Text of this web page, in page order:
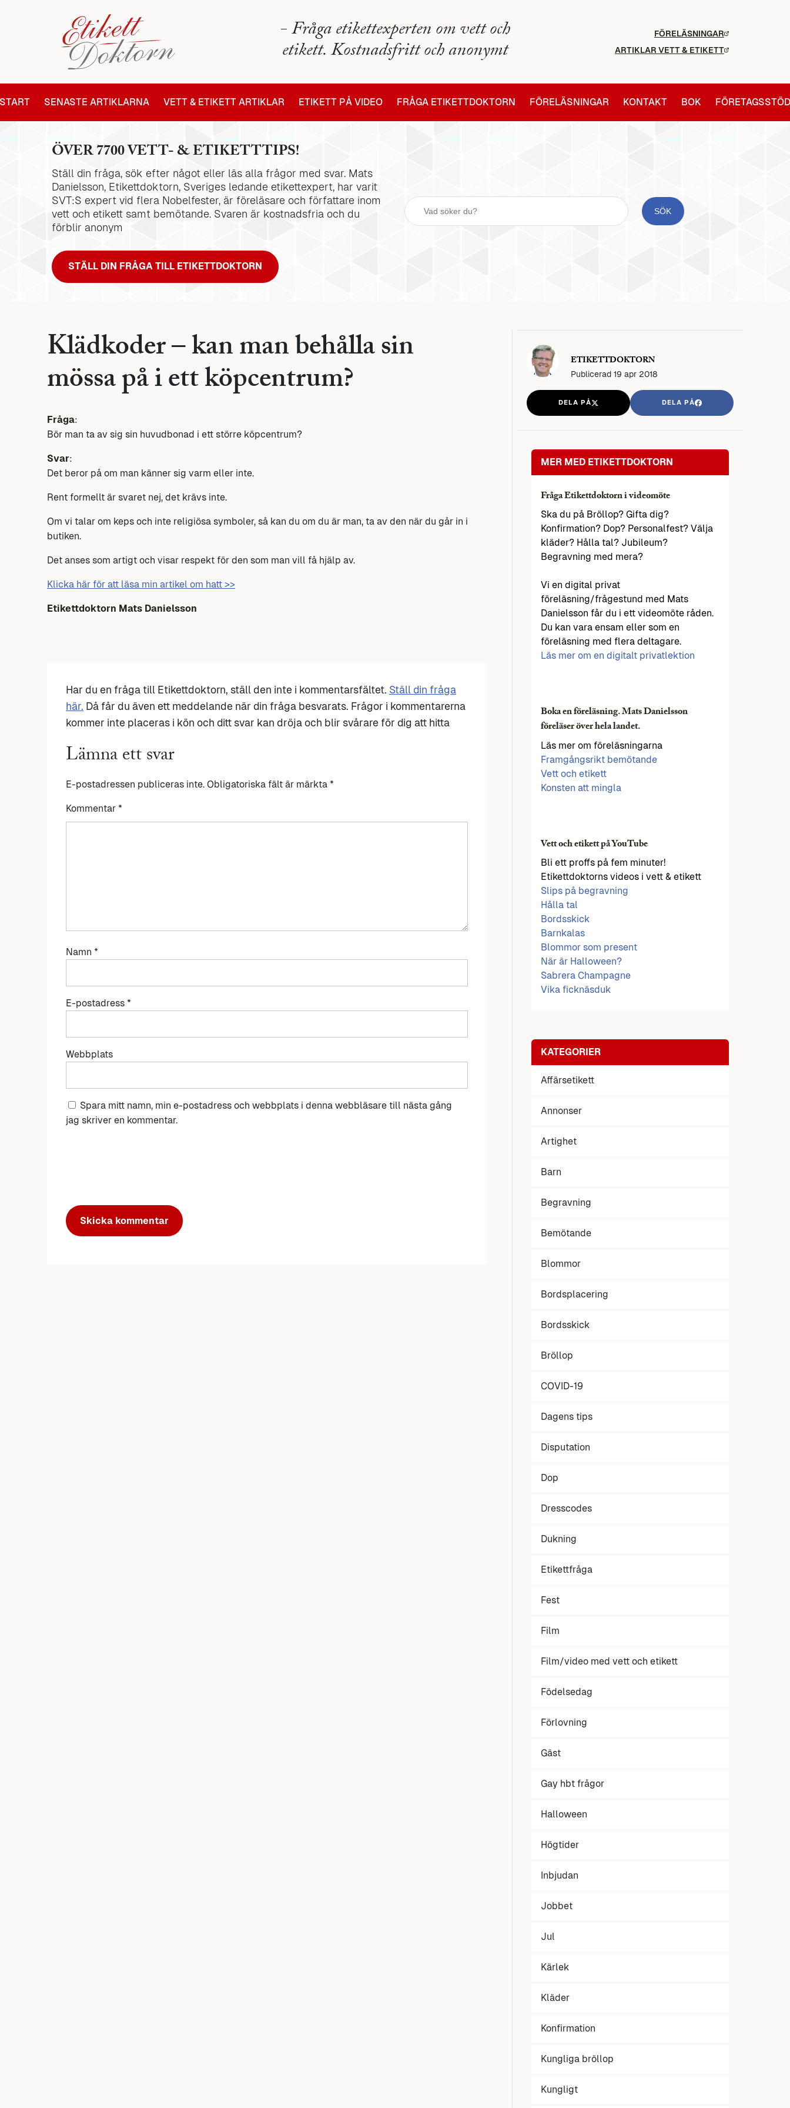
- Fråga etikettexperten om vett och
etikett. Kostnadsfritt och anonymt
FÖRELÄSNINGAR
ARTIKLAR VETT & ETIKETT
START SENASTE ARTIKLARNA VETT & ETIKETT ARTIKLAR ETIKETT PÅ VIDEO FRÅGA ETIKETTDOKTORN FÖRELÄSNINGAR KONTAKT BOK FÖRETAGSSTÖD
ÖVER 7700 VETT- & ETIKETTTIPS!
Ställ din fråga, sök efter något eller läs alla frågor med svar. Mats
Danielsson, Etikettdoktorn, Sveriges ledande etikettexpert, har varit
SVT:S expert vid flera Nobelfester, är föreläsare och författare inom
vett och etikett samt bemötande. Svaren är kostnadsfria och du
förblir anonym
STÄLL DIN FRÅGA TILL ETIKETTDOKTORN
Klädkoder – kan man behålla sin
mössa på i ett köpcentrum?
Fråga:
Bör man ta av sig sin huvudbonad i ett större köpcentrum?
Svar:
Det beror på om man känner sig varm eller inte.
Rent formellt är svaret nej, det krävs inte.
Om vi talar om keps och inte religiösa symboler, så kan du om du är man, ta av den när du går in i
butiken.
Det anses som artigt och visar respekt för den som man vill få hjälp av.
Klicka här för att läsa min artikel om hatt >>
Etikettdoktorn Mats Danielsson
Har du en fråga till Etikettdoktorn, ställ den inte i kommentarsfältet. Ställ din fråga
här. Då får du även ett meddelande när din fråga besvarats. Frågor i kommentarerna
kommer inte placeras i kön och ditt svar kan dröja och blir svårare för dig att hitta
Lämna ett svar
E-postadressen publiceras inte. Obligatoriska fält är märkta *
Kommentar *
Namn *
E-postadress *
Webbplats
Spara mitt namn, min e-postadress och webbplats i denna webbläsare till nästa gång
jag skriver en kommentar.
ETIKETTDOKTORN
Publicerad 19 apr 2018
DELA PÅ DELA PÅ
MER MED ETIKETTDOKTORN
Fråga Etikettdoktorn i videomöte
Ska du på Bröllop? Gifta dig?
Konfirmation? Dop? Personalfest? Välja
kläder? Hålla tal? Jubileum?
Begravning med mera?
Vi en digital privat
föreläsning/frågestund med Mats
Danielsson får du i ett videomöte råden.
Du kan vara ensam eller som en
föreläsning med flera deltagare.
Läs mer om en digitalt privatlektion
Boka en föreläsning. Mats Danielsson
föreläser över hela landet.
Läs mer om föreläsningarna
Framgångsrikt bemötande
Vett och etikett
Konsten att mingla
Vett och etikett på YouTube
Bli ett proffs på fem minuter!
Etikettdoktorns videos i vett & etikett
Slips på begravning
Hålla tal
Bordsskick
Barnkalas
Blommor som present
När är Halloween?
Sabrera Champagne
Vika ficknäsduk
KATEGORIER
Affärsetikett
Annonser
Artighet
Barn
Begravning
Bemötande
Blommor
Bordsplacering
Bordsskick
Bröllop
COVID-19
Dagens tips
Disputation
Dop
Dresscodes
Dukning
Etikettfråga
Fest
Film
Film/video med vett och etikett
Födelsedag
Förlovning
Gäst
Gay hbt frågor
Halloween
Högtider
Inbjudan
Jobbet
Jul
Kärlek
Kläder
Konfirmation
Kungliga bröllop
Kungligt